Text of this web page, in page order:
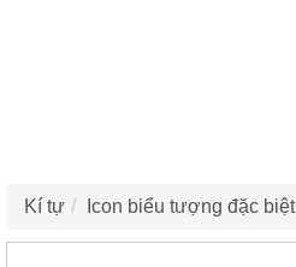
Kí tự Icon biểu tượng đặc biệt